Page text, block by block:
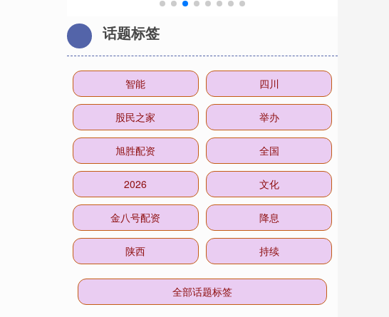
话题标签
智能 四川
股民之家 举办
旭胜配资 全国
2026 文化
金八号配资 降息
陕西 持续
全部话题标签